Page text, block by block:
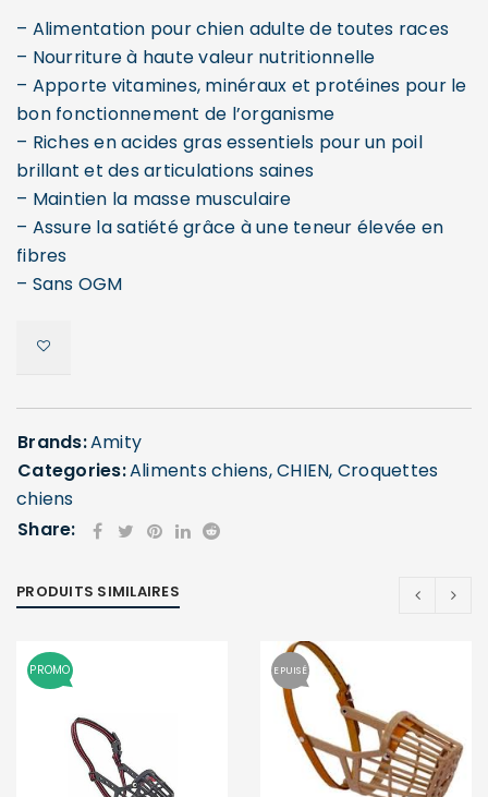
de passe*
– Alimentation pour chien adulte de toutes races
– Nourriture à haute valeur nutritionnelle
– Apporte vitamines, minéraux et protéines pour le
bon fonctionnement de l’organisme
– Riches en acides gras essentiels pour un poil
brillant et des articulations saines
– Maintien la masse musculaire
– Assure la satiété grâce à une teneur élevée en
fibres
– Sans OGM
Brands:Amity
Categories:Aliments chiens,CHIEN, Croquettes
chiens
Share:
PRODUITS SIMILAIRES
PROMO EPUISÉ